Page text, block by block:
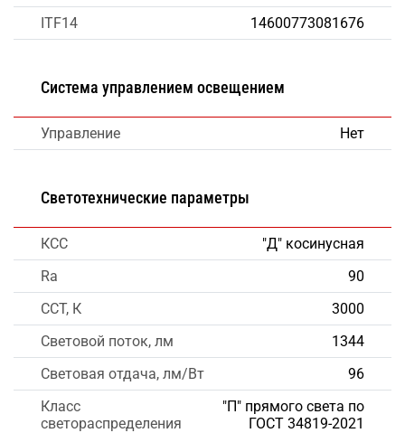
ITF14
14600773081676
Система управлением освещением
Управление Нет
Светотехнические параметры
КСС
"Д" косинусная
Ra
90
CCT, К
3000
Световой поток, лм
1344
Световая отдача, лм/Вт
96
Класс
светораспределения
"П" прямого света по
ГОСТ 34819-2021